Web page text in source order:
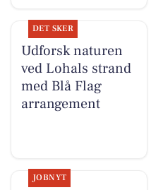
DET SKER
Udforsk naturen
ved Lohals strand
med Blå Flag
arrangement
JOBNYT